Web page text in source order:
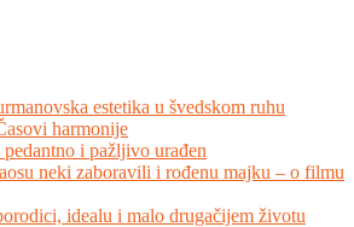
estetika u švedskom ruhu
harmonije
i pažljivo urađen
neki zaboravili i rođenu majku – o filmu
idealu i malo drugačijem životu